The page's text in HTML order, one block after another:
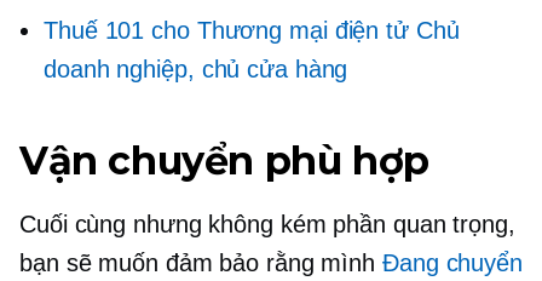
Thuế 101 cho Thương mại điện tửChủ
doanh nghiệp, chủ cửa hàng
Vận chuyển phù hợp
Cuối cùng nhưng không kém phần quan trọng,
bạn sẽ muốn đảm bảo rằng mình Đang chuyển